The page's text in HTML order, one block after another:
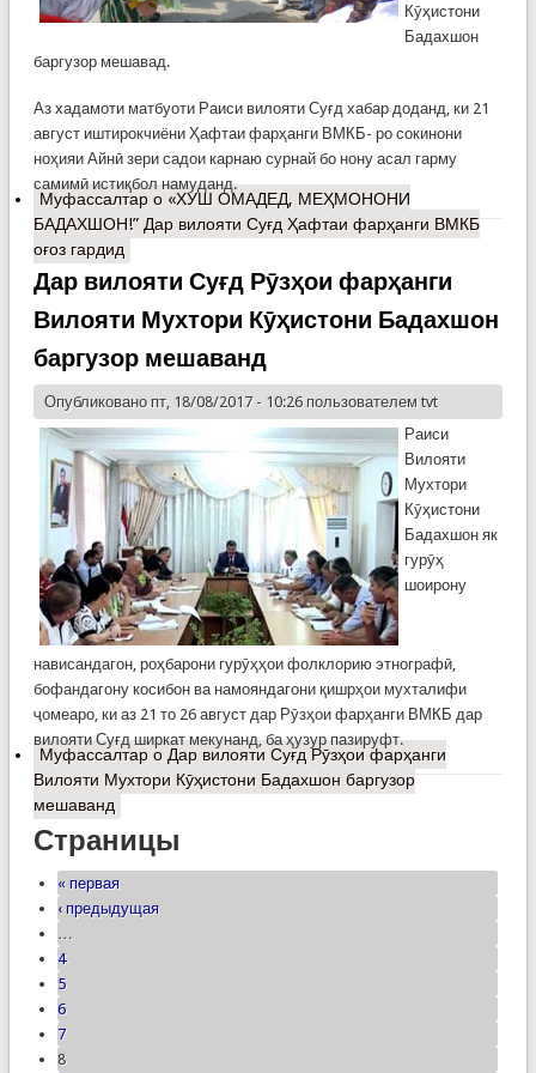
Кӯҳистони
Бадахшон
баргузор мешавад.
Аз хадамоти матбуоти Раиси вилояти Суғд хабар доданд, ки 21
август иштирокчиёни Ҳафтаи фарҳанги ВМКБ- ро сокинони
ноҳияи Айнӣ зери садои карнаю сурнай бо нону асал гарму
самимӣ истиқбол намуданд.
Муфассалтаро «ХУШ ОМАДЕД, МЕҲМОНОНИ
БАДАХШОН!” Дар вилояти Суғд Ҳафтаи фарҳанги ВМКБ
оғоз гардид
Дар вилояти Суғд Рӯзҳои фарҳанги
Вилояти Мухтори Кӯҳистони Бадахшон
баргузор мешаванд
Опубликовано пт, 18/08/2017 - 10:26 пользователем tvt
Раиси
Вилояти
Мухтори
Кӯҳистони
Бадахшон як
гурӯҳ
шоирону
нависандагон, роҳбарони гурӯҳҳои фолклорию этнографӣ,
бофандагону косибон ва намояндагони қишрҳои мухталифи
ҷомеаро, ки аз 21 то 26 август дар Рӯзҳои фарҳанги ВМКБ дар
вилояти Суғд ширкат мекунанд, ба ҳузур пазируфт.
Муфассалтаро Дар вилояти Суғд Рӯзҳои фарҳанги
Вилояти Мухтори Кӯҳистони Бадахшон баргузор
мешаванд
Страницы
« первая
‹ предыдущая
…
4
5
6
7
8